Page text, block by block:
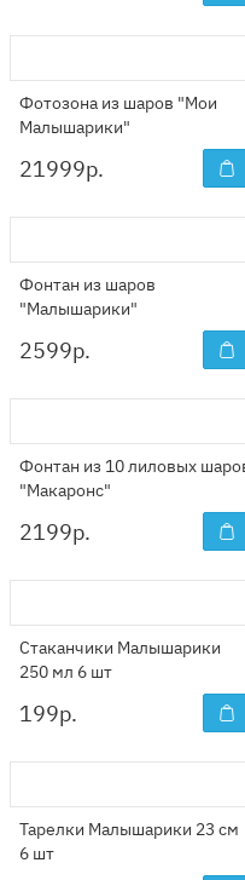
Фотозона из шаров "Мои
Малышарики"
21999р.
Фонтан из шаров
"Малышарики"
2599р.
Фонтан из 10 лиловых
"Макаронс"
2199р.
Стаканчики Малышарики
250 мл 6 шт
199р.
Тарелки Малышарики 23 см
6 шт